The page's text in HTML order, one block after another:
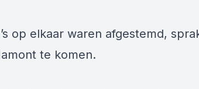
op elkaar waren afgestemd,
te komen.